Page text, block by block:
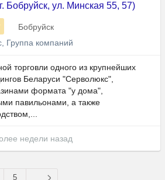
Бобруйск, ул. Минская 55, 57)
Бобруйск
Группа компаний
торговли одного из крупнейших
Беларуси "Серволюкс",
формата "у дома",
павильонами, а также
недели назад
5